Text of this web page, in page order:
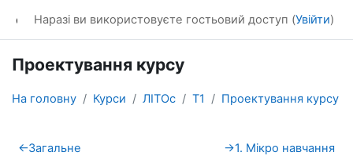
Наразі ви використовуєте гостьовий доступ (Увійти)
Проектування курсу
На головну Курси ЛІТОс Т1 Проектування курсу
Схема розділу
←Загальне →1. Мікро навчання